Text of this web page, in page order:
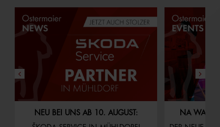
NEU BEI UNS AB 10. AUGUST:
NA WAS